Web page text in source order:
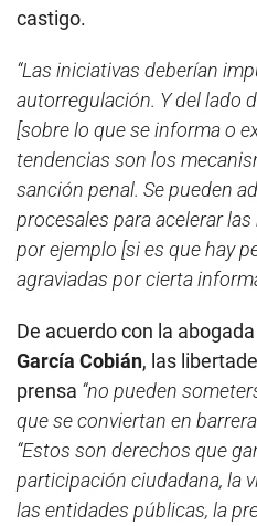
castigo.
“Las iniciativas deberían
autorregulación. Y del lado
[sobre lo que se informa o
tendencias son los
sanción penal. Se pueden
procesales para acelerar
por ejemplo [si es que hay
agraviadas por cierta
De acuerdo con la
García Cobián, las
prensa “no pueden
que se conviertan en
“Estos son derechos que
participación ciudadana, la
las entidades públicas, la